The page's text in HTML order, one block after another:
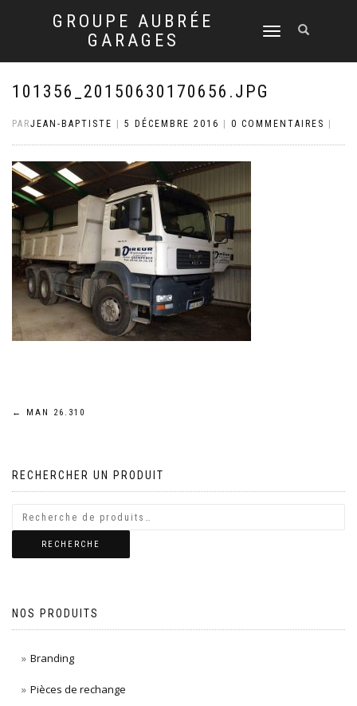
GROUPE AUBRÉE
GARAGES
DÉPLIER
NAVIGATION
101356_20150630170656.JPG
PARJEAN-BAPTISTE 5 DÉCEMBRE 2016 0 COMMENTAIRES
Navigation
l’article
← MAN 26.310
RECHERCHER UN PRODUIT
RECHERCHE
NOS PRODUITS
Branding
Pièces de rechange